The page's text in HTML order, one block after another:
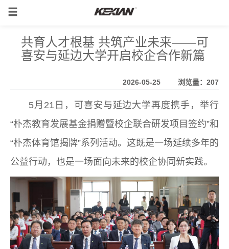
共育人才根基 共筑产业未来——可
喜安与延边大学开启校企合作新篇 ​
2026-05-25 浏览量：207
5月21日，可喜安与延边大学再度携手，举行
“朴杰教育发展基金捐赠暨校企联合研发项目签约”和
“朴杰体育馆揭牌”系列活动。这既是一场延续多年的
公益行动，也是一场面向未来的校企协同新实践。